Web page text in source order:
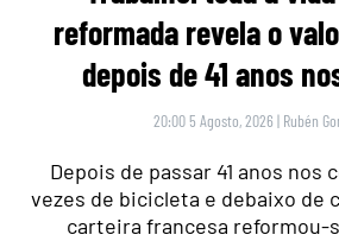
reformada revela o
depois de 41 anos
20:00 5 Agosto, 2026 | Rubén
Depois de passar 41 anos nos
vezes de bicicleta e debaixo de
carteira francesa reformou-